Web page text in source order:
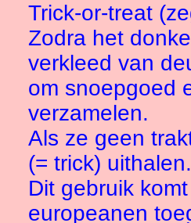
Trick-or-treat
Zodra het
verkleed van
om snoepgoed
verzamelen.
Als ze geen
(= trick) uithalen.
Dit gebruik
europeanen